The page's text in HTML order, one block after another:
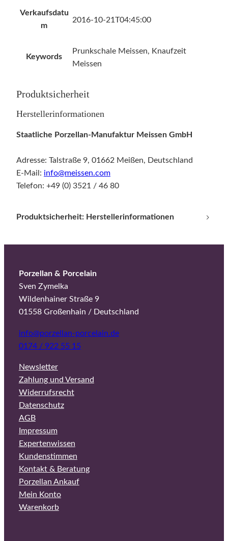
Verkaufsdatu
m
2016-10-21T04:45:00
Keywords
Prunkschale Meissen, Knaufzeit
Meissen
Produktsicherheit
Herstellerinformationen
Staatliche Porzellan-Manufaktur Meissen GmbH
Adresse: Talstraße 9, 01662 Meißen, Deutschland
E-Mail: info@meissen.com
Telefon: +49 (0) 3521 / 46 80
Produktsicherheit: Herstellerinformationen
Porzellan & Porcelain
Sven Zymelka
Wildenhainer Straße 9
01558 Großenhain / Deutschland
info@porzellan-porcelain.de
0174 / 922 55 15
Newsletter
Zahlung und Versand
Widerrufsrecht
Datenschutz
AGB
Impressum
Expertenwissen
Kundenstimmen
Kontakt & Beratung
Porzellan Ankauf
Mein Konto
Warenkorb